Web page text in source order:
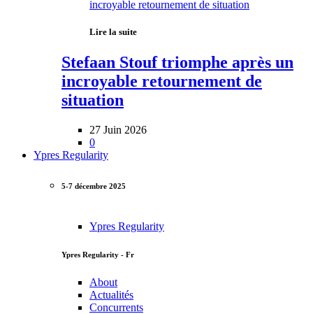
Lire la suite
Stefaan Stouf triomphe après un
incroyable retournement de
situation
27 Juin 2026
0
Ypres Regularity
5-7 décembre 2025
Ypres Regularity
Ypres Regularity - Fr
About
Actualités
Concurrents